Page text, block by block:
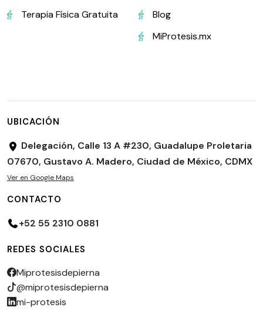
Terapia Física Gratuita
Blog
MiProtesis.mx
UBICACIÓN
Delegación, Calle 13 A #230, Guadalupe Proletaria
07670, Gustavo A. Madero, Ciudad de México, CDMX
Ver en Google Maps
CONTACTO
+52 55 2310 0881
REDES SOCIALES
Miprotesisdepierna
@miprotesisdepierna
mi-protesis